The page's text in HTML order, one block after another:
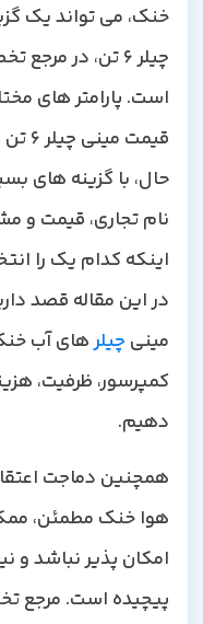
خنک، می تواند یک
است. پارامتر های
قیمت مینی
حال، با گزینه های بسیار
نام تجاری، قیمت و
اینکه کدام یک را
در این مقاله قصد
مینیچیلر های آب خنک از
کمپرسور، ظرفیت،
دهیم.
همچنین دماجت اعتقاد
هوا خنک مطمئن، ممکن
امکان پذیر نباشد و
پیچیده است. مرجع